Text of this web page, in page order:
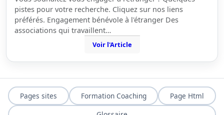
pistes pour votre recherche. Cliquez sur nos liens
préférés. Engagement bénévole à l'étranger Des
associations qui travaillent…
Voir l'Article
Pages sites Formation Coaching
Page Html